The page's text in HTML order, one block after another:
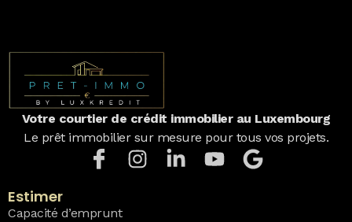
Votre courtier de crédit immobilier au Luxembourg
Le prêt immobilier sur mesure pour tous vos projets.
Estimer
Capacité d’emprunt